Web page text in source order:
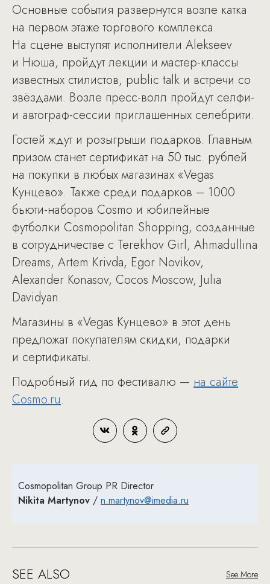
Основные события развернутся возле катка
на первом этаже торгового комплекса.
На сцене выступят исполнители Alekseev
и Нюша, пройдут лекции и мастер-классы
известных стилистов, public talk и встречи со
звёздами. Возле пресс-волл пройдут селфи-
и автограф-сессии приглашенных селебрити.
Гостей ждут и розыгрыши подарков. Главным
призом станет сертификат на 50 тыс. рублей
на покупки в любых магазинах «Vegas
Кунцево». Также среди подарков – 1000
бьюти-наборов Cosmo и юбилейные
футболки Cosmopolitan Shopping, созданные
в сотрудничестве с Terekhov Girl, Ahmadullina
Dreams, Artem Krivda, Egor Novikov,
Alexander Konasov, Cocos Moscow, Julia
Davidyan.
Магазины в «Vegas Кунцево» в этот день
предложат покупателям скидки, подарки
и сертификаты.
Подробный гид по фестивалю — на сайте
Cosmo.ru.
Cosmopolitan Group PR Director
Nikita Martynov / n.martynov@imedia.ru
SEE ALSO See More